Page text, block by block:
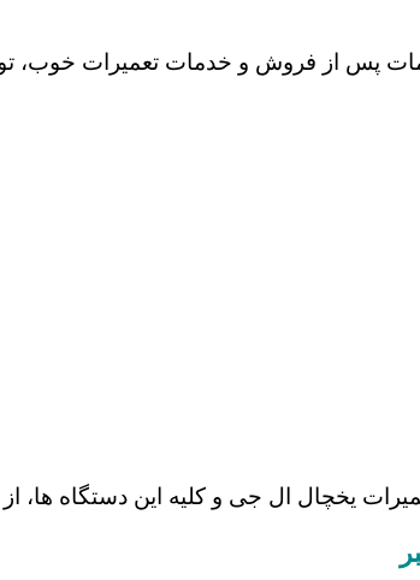
پس از فروش و خدمات تعمیرات خوب،
یخچال ال جی و کلیه این دستگاه